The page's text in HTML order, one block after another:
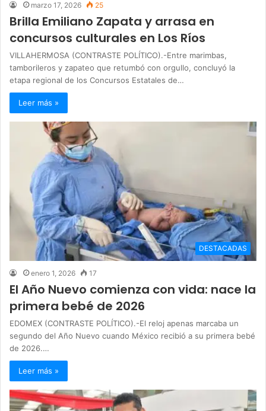
marzo 17, 2026 25
Brilla Emiliano Zapata y arrasa en
concursos culturales en Los Ríos
VILLAHERMOSA (CONTRASTE POLÍTICO).-Entre marimbas,
tamborileros y zapateo que retumbó con orgullo, concluyó la
etapa regional de los Concursos Estatales de…
Leer más »
DESTACADAS
enero 1, 2026 17
El Año Nuevo comienza con vida: nace la
primera bebé de 2026
EDOMEX (CONTRASTE POLÍTICO).-El reloj apenas marcaba un
segundo del Año Nuevo cuando México recibió a su primera bebé
de 2026.…
Leer más »